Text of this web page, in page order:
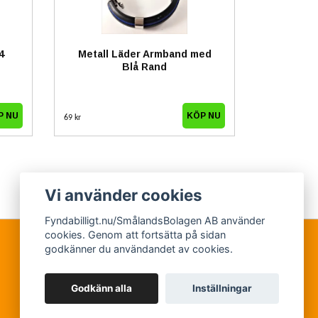
Metall Läder Armband med
Blå Rand
69 kr
Vi använder cookies
Fyndabilligt.nu/SmålandsBolagen AB använder
cookies. Genom att fortsätta på sidan
godkänner du användandet av cookies.
Godkänn alla Inställningar